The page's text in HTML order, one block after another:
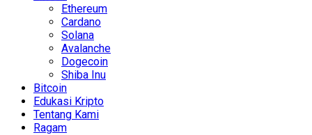
Ethereum
Cardano
Solana
Avalanche
Dogecoin
Shiba Inu
Bitcoin
Edukasi Kripto
Tentang Kami
Ragam